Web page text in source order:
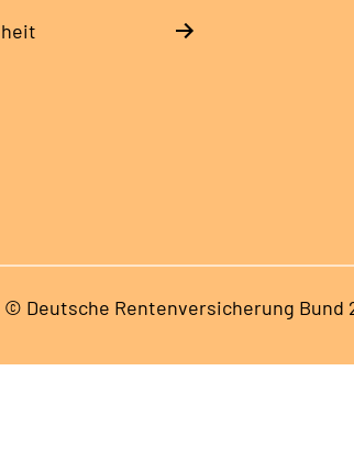
© Deutsche Rentenversicherung Bund